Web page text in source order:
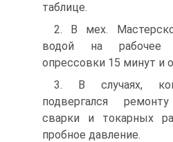
таблице.
2. В мех.
водой на рабочее
опрессовки 15 минут
3. В случаях,
подвергался
сварки и токарных
пробное давление.